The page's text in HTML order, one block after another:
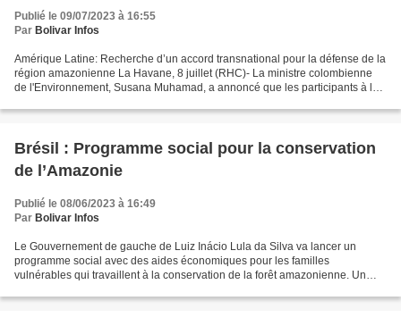
Publié le 09/07/2023 à 16:55
Par Bolivar Infos
Amérique Latine: Recherche d’un accord transnational pour la défense de la
région amazonienne La Havane, 8 juillet (RHC)- La ministre colombienne
de l'Environnement, Susana Muhamad, a annoncé que les participants à la
Brésil : Programme social pour la conservation
de l’Amazonie
Publié le 08/06/2023 à 16:49
Par Bolivar Infos
Le Gouvernement de gauche de Luiz Inácio Lula da Silva va lancer un
programme social avec des aides économiques pour les familles
vulnérables qui travaillent à la conservation de la forêt amazonienne. Un